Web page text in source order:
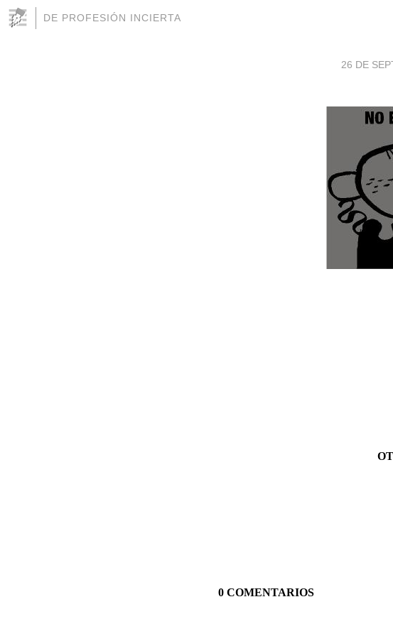
DE PROFESIÓN INCIERTA
26 DE
0 COMENTARIOS